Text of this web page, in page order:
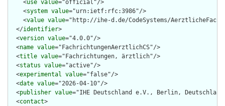
    <
use value="official"/>
    <
system value="urn:ietf:rfc:3986"/>
    <
value value="http://ihe-d.de/CodeSystems/
  </
identifier>
  <
version value="4.0.0"/>
  <
name value="FachrichtungenAerztlichCS"/>
  <
title value="Fachrichtungen, ärztlich"/>
  <
status value="active"/>
  <
experimental value="false"/>
  <
date value="2026-04-10"/>
  <
publisher value="IHE Deutschland e.V., Berlin,
  <
contact>